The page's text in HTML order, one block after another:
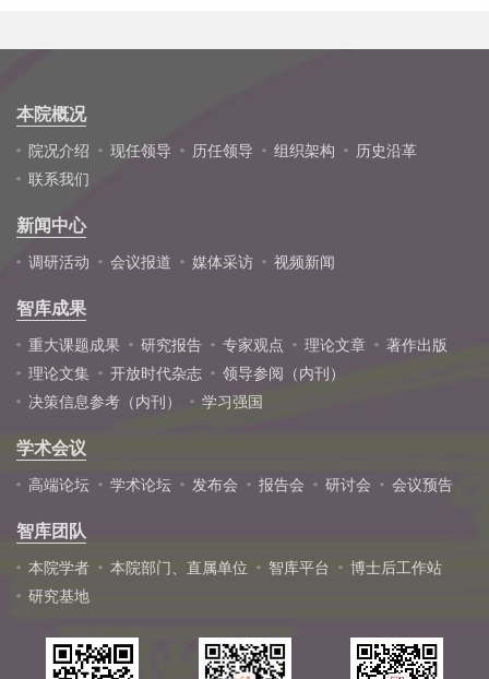
本院概况
院况介绍 现任领导 历任领导 组织架构
历史沿革
联系我们
新闻中心
调研活动 会议报道 媒体采访 视频新闻
智库成果
重大课题成果 研究报告 专家观点 理论文章
著作出版
理论文集
开放时代杂志
领导参阅（内刊）
决策信息参考（内刊）
学习强国
学术会议
高端论坛 学术论坛 发布会 报告会 研讨会 会议预告
智库团队
本院学者 本院部门、直属单位 智库平台
博士后工作站
研究基地